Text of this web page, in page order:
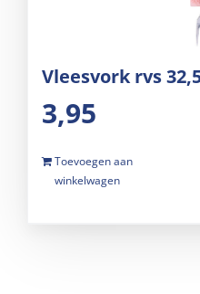
Vleesvork rvs
3,95
Toevoegen aan
winkelwagen